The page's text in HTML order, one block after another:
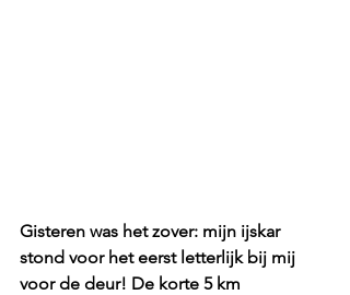
Gisteren was het zover: mijn ijskar
stond voor het eerst letterlijk bij mij
voor de deur! De korte 5 km